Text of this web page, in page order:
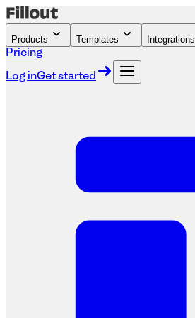
Products Templates Integrations
Pricing
Log inGet started